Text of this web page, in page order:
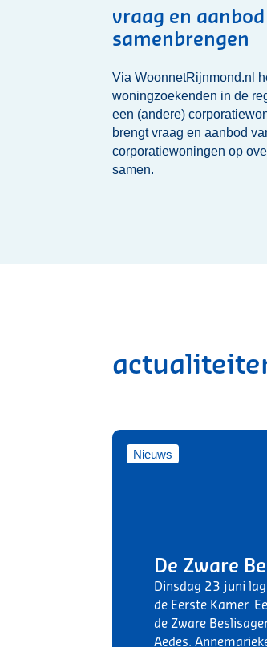
vraag en aanbod
samenbrengen
Via WoonnetRijnmond.nl
woningzoekenden in de
een (andere)
brengt vraag en aanbod
corporatiewoningen op
samen.
Nieuws
De Zware
Dinsdag 23 juni
de Eerste Kamer.
de Zware
Aedes.